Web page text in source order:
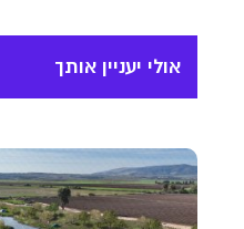
אולי יעניין אותך